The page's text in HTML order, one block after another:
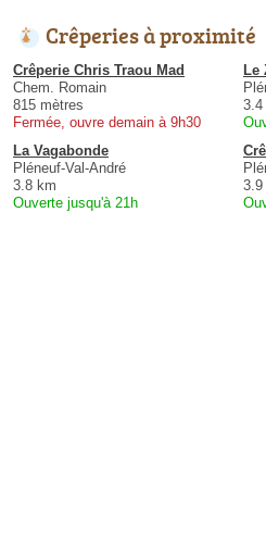
Crêperies à proximité
Crêperie Chris Traou Mad
Chem. Romain
815 mètres
Fermée, ouvre demain à 9h30
Le
3.4
La Vagabonde
Pléneuf-Val-André
3.8 km
Ouverte jusqu'à 21h
3.9